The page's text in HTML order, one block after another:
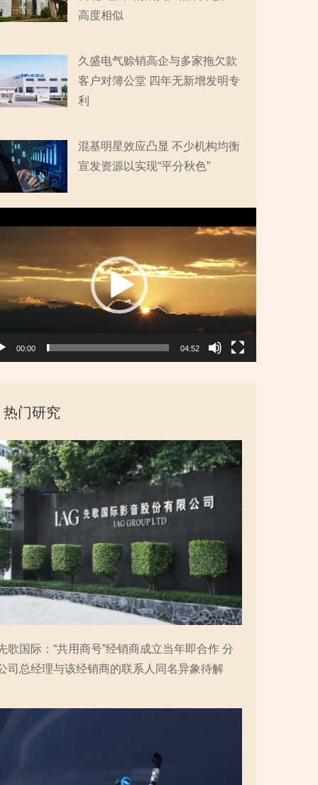
高度相似
久盛电气赊销高企与多家拖欠款
客户对簿公堂 四年无新增发明专
利
混基明星效应凸显 不少机构均衡
宣发资源以实现“平分秋色”
00:00 04:52
热门研究
歌国际：“共用商号”经销商成立当年即合作 分
司总经理与该经销商的联系人同名异象待解